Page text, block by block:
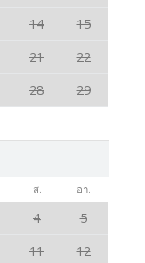
14
15
21
22
28
29
ส. อา.
4
5
11
12